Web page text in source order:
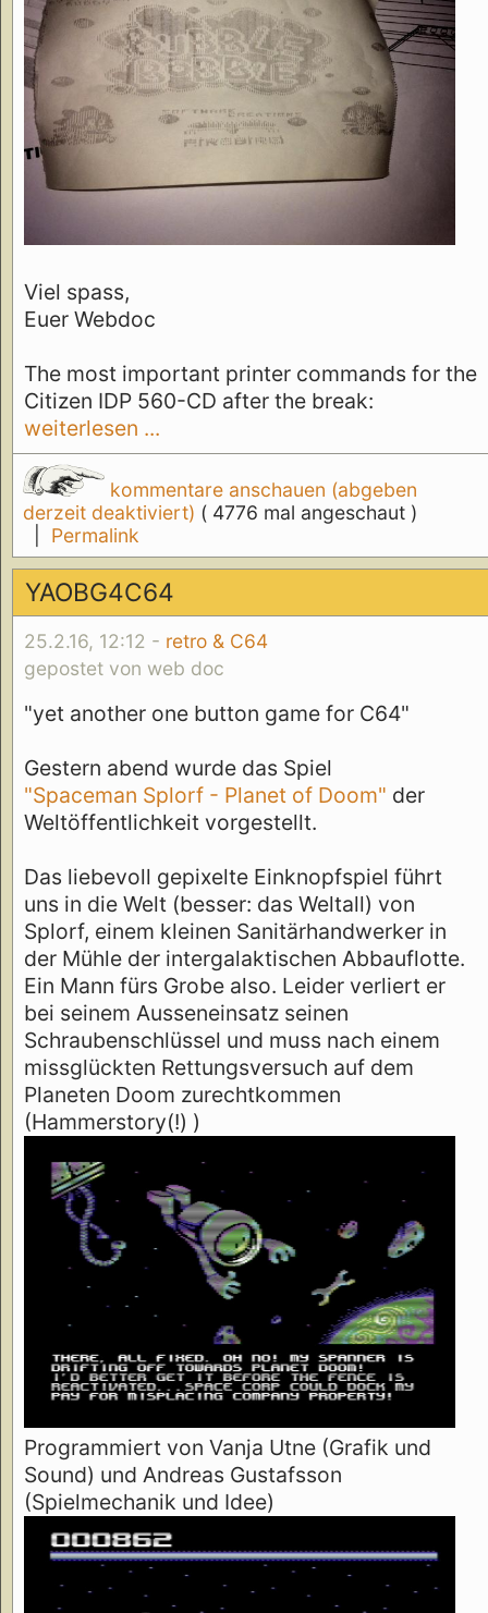
Viel spass,
Euer Webdoc
The most important printer commands for the
Citizen IDP 560-CD after the break:
weiterlesen ...
kommentare anschauen (abgeben
derzeit deaktiviert) ( 4776 mal angeschaut )
Permalink
YAOBG4C64
25.2.16, 12:12 - retro & C64
gepostet von web doc
"yet another one button game for C64"
Gestern abend wurde das Spiel
"Spaceman Splorf - Planet of Doom" der
Weltöffentlichkeit vorgestellt.
Das liebevoll gepixelte Einknopfspiel führt
uns in die Welt (besser: das Weltall) von
Splorf, einem kleinen Sanitärhandwerker in
der Mühle der intergalaktischen Abbauflotte.
Ein Mann fürs Grobe also. Leider verliert er
bei seinem Ausseneinsatz seinen
Schraubenschlüssel und muss nach einem
missglückten Rettungsversuch auf dem
Planeten Doom zurechtkommen
(Hammerstory(!) )
Programmiert von Vanja Utne (Grafik und
Sound) und Andreas Gustafsson
(Spielmechanik und Idee)